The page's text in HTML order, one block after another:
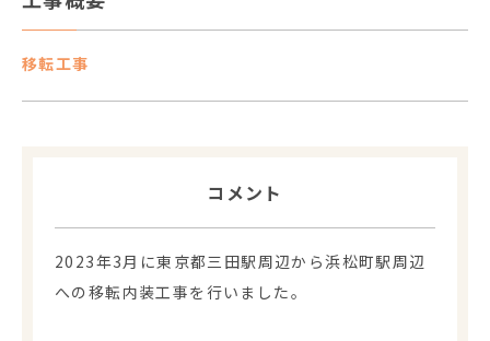
移転工事
コメント
2023年3月に東京都三田駅周辺から浜松町駅周辺
への移転内装工事を行いました。